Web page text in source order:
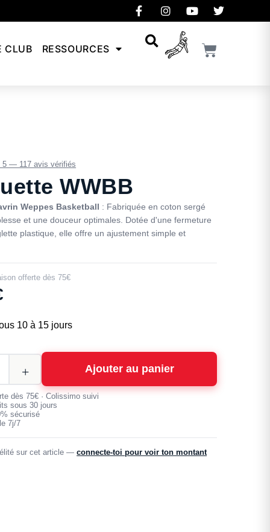
CLUB RESSOURCES
5 — 117 avis vérifiés
WWBB
Weppes Basketball : Fabriquée en coton sergé
et une douceur optimales. Dotée d'une fermeture
plastique, elle offre un ajustement simple et
offerte dès 75€
10 à 15 jours
Ajouter au panier
dès 75€ · Colissimo suivi
sous 30 jours
sécurisé
7j/7
sur cet article —connecte-toi pour voir ton montant